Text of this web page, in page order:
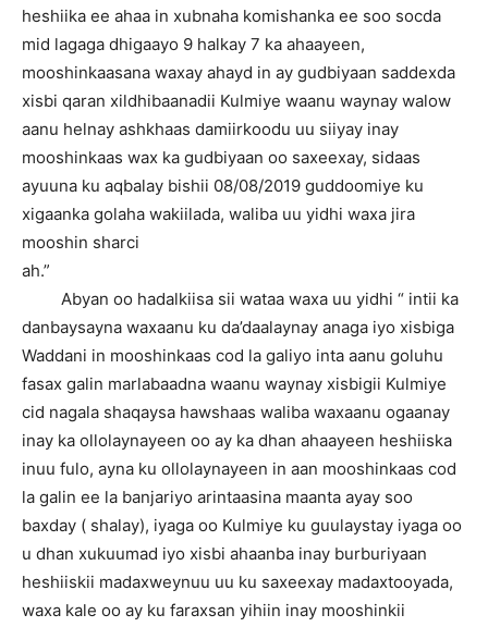
heshiika ee ahaa in xubnaha komishanka ee soo socda
mid lagaga dhigaayo 9 halkay 7 ka ahaayeen,
mooshinkaasana waxay ahayd in ay gudbiyaan saddexda
xisbi qaran xildhibaanadii Kulmiye waanu waynay walow
aanu helnay ashkhaas damiirkoodu uu siiyay inay
mooshinkaas wax ka gudbiyaan oo saxeexay, sidaas
ayuuna ku aqbalay bishii 08/08/2019 guddoomiye ku
xigaanka golaha wakiilada, waliba uu yidhi waxa jira
mooshin sharci
ah.”
Abyan oo hadalkiisa sii wataa waxa uu yidhi “ intii ka
danbaysayna waxaanu ku da’daalaynay anaga iyo xisbiga
Waddani in mooshinkaas cod la galiyo inta aanu goluhu
fasax galin marlabaadna waanu waynay xisbigii Kulmiye
cid nagala shaqaysa hawshaas waliba waxaanu ogaanay
inay ka ollolaynayeen oo ay ka dhan ahaayeen heshiiska
inuu fulo, ayna ku ollolaynayeen in aan mooshinkaas cod
la galin ee la banjariyo arintaasina maanta ayay soo
baxday ( shalay), iyaga oo Kulmiye ku guulaystay iyaga oo
u dhan xukuumad iyo xisbi ahaanba inay burburiyaan
heshiiskii madaxweynuu uu ku saxeexay madaxtooyada,
waxa kale oo ay ku faraxsan yihiin inay mooshinkii